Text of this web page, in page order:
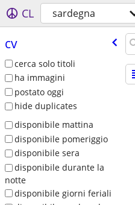
CL sardegna
cv
cerca solo titoli
ha immagini
postato oggi
hide duplicates
disponibile mattina
disponibile pomeriggio
disponibile sera
disponibile durante la
notte
disponibile giorni feriali